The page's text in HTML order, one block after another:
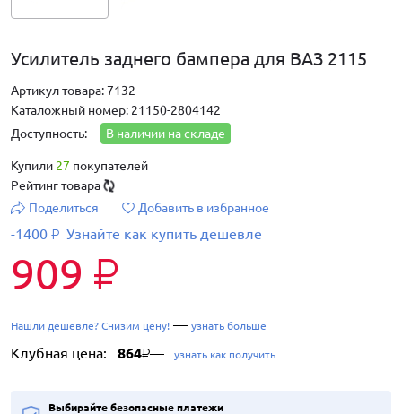
Усилитель заднего бампера для ВАЗ 2115
Артикул товара: 7132
Каталожный номер: 21150-2804142
Доступность:
В наличии на складе
Купили 27 покупателей
Рейтинг товара
Поделиться
Добавить в избранное
-1400 ₽ Узнайте как купить дешевле
909 ₽
Нашли дешевле? Снизим цену! — узнать больше
Клубная цена: 864₽— узнать как получить
Выбирайте безопасные платежи